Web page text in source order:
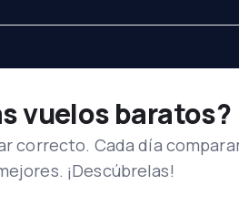
vuelos baratos?
correcto. Cada día
¡Descúbrelas!